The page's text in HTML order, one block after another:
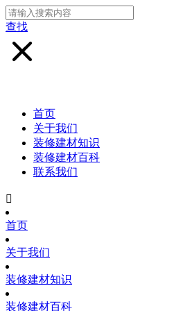
查找
首页
关于我们
装修建材知识
装修建材百科
联系我们

首页
关于我们
装修建材知识
装修建材百科